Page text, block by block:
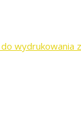
wydrukowania